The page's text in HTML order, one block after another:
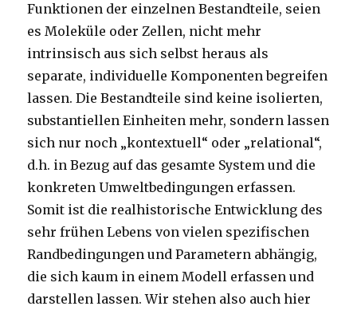
Funktionen der einzelnen Bestandteile, seien
es Moleküle oder Zellen, nicht mehr
intrinsisch aus sich selbst heraus als
separate, individuelle Komponenten begreifen
lassen. Die Bestandteile sind keine isolierten,
substantiellen Einheiten mehr, sondern lassen
sich nur noch „kontextuell“ oder „relational“,
d.h. in Bezug auf das gesamte System und die
konkreten Umweltbedingungen erfassen.
Somit ist die realhistorische Entwicklung des
sehr frühen Lebens von vielen spezifischen
Randbedingungen und Parametern abhängig,
die sich kaum in einem Modell erfassen und
darstellen lassen. Wir stehen also auch hier